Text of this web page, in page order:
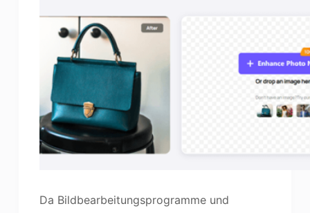
Da Bildbearbeitungsprogramme und